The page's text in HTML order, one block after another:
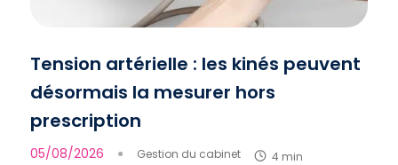
Tension artérielle : les kinés peuvent
désormais la mesurer hors
prescription
05/08/2026 ● Gestion du cabinet 4 min